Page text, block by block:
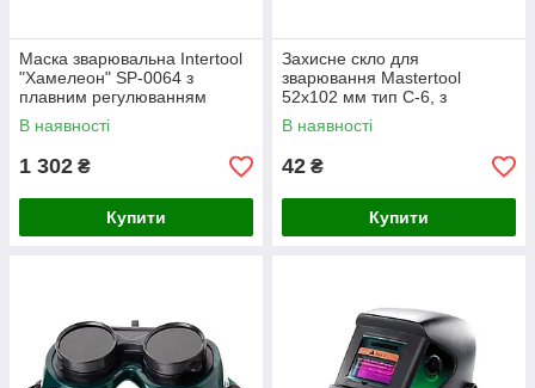
Маска зварювальна Intertool
"Хамелеон" SP-0064 з
плавним регулюванням
затемнення, чутливості і
затримки
В наявності
1 302 ₴
Купити
Захисне скло для
зварювання Mastertool
52x102 мм тип С-6, з
підвищеним захистом від
ультрафіолету
В наявності
42 ₴
Купити